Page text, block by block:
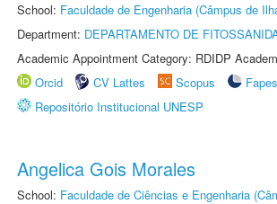
School: Faculdade de Engenharia (Câmpus de
Department: DEPARTAMENTO DE
Academic Appointment Category: RDIDP
Orcid
CV Lattes Scopus
Repositório Institucional UNESP
Angelica Gois Morales
School: Faculdade de Ciências e Engenharia